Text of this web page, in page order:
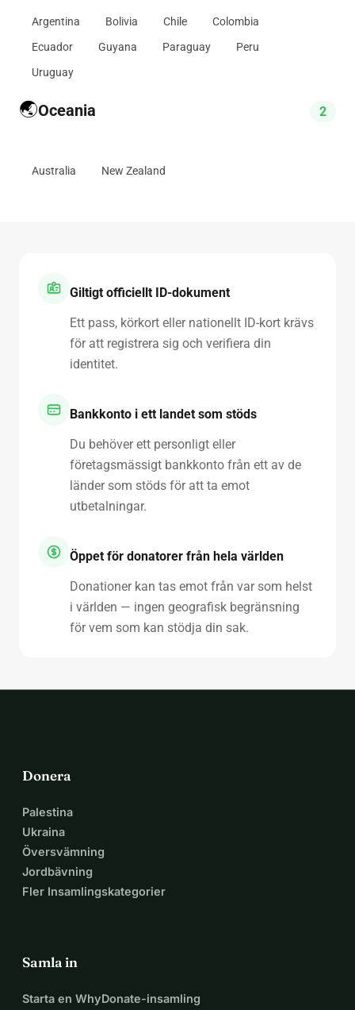
Argentina Bolivia Chile
Colombia
Ecuador
Guyana Paraguay
Peru
Uruguay
🌏Oceania 2
Australia New Zealand
Giltigt officiellt ID-dokument
Ett pass, körkort eller nationellt ID-kort krävs
för att registrera sig och verifiera din
identitet.
Bankkonto i ett landet som stöds
Du behöver ett personligt eller
företagsmässigt bankkonto från ett av de
länder som stöds för att ta emot
utbetalningar.
Öppet för donatorer från hela världen
Donationer kan tas emot från var som helst
i världen — ingen geografisk begränsning
för vem som kan stödja din sak.
Donera
Palestina
Ukraina
Översvämning
Jordbävning
Fler Insamlingskategorier
Samla in
Starta en WhyDonate-insamling